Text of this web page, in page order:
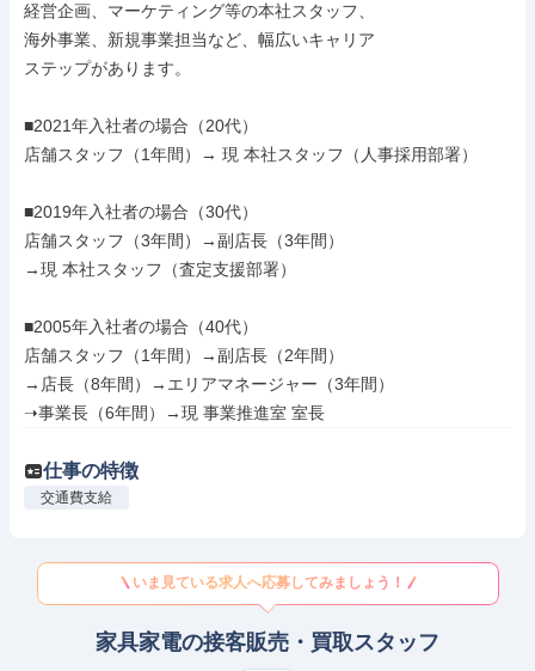
経営企画、マーケティング等の本社スタッフ、
海外事業、新規事業担当など、幅広いキャリア
ステップがあります。
■2021年入社者の場合（20代）
店舗スタッフ（1年間）→ 現 本社スタッフ（人事採用部署）
■2019年入社者の場合（30代）
店舗スタッフ（3年間）→副店長（3年間）
→現 本社スタッフ（査定支援部署）
■2005年入社者の場合（40代）
店舗スタッフ（1年間）→副店長（2年間）
→店長（8年間）→エリアマネージャー（3年間）
➝事業長（6年間）→現 事業推進室 室長
仕事の特徴
交通費支給
いま見ている求人へ応募してみましょう！
家具家電の接客販売・買取スタッフ